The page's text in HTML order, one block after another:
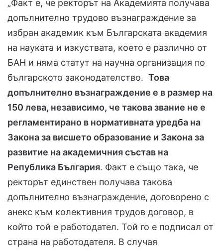
„Факт е, че ректорът на Академията получава
допълнително трудово възнаграждение за
избран академик към Българската академия
на науката и изкуствата, което е различно от
БАН и няма статут на научна организация по
българското законодателство. Това
допълнително възнаграждение е в размер на
150 лева, независимо, че такова звание не е
регламентирано в нормативната уредба на
Закона за висшето образование и Закона за
развитие на академичния състав на
Република България. Факт е също така, че
ректорът единствен получава такова
допълнително възнаграждение, договорено с
анекс към колективния трудов договор, в
който той е работодател. Той го е подписал от
страна на работодателя. В случая